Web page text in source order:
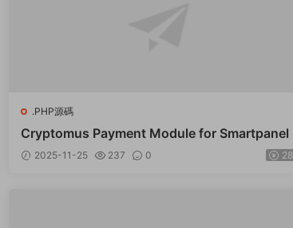
.PHP源碼
Cryptomus Payment Module for Smartpanel
2025-11-25 237 0 28